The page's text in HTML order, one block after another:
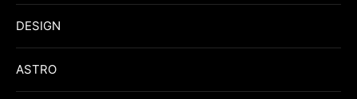
DESIGN
ASTRO